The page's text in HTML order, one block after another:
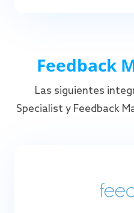
Feedback
Las siguientes
Specialist y Feedback